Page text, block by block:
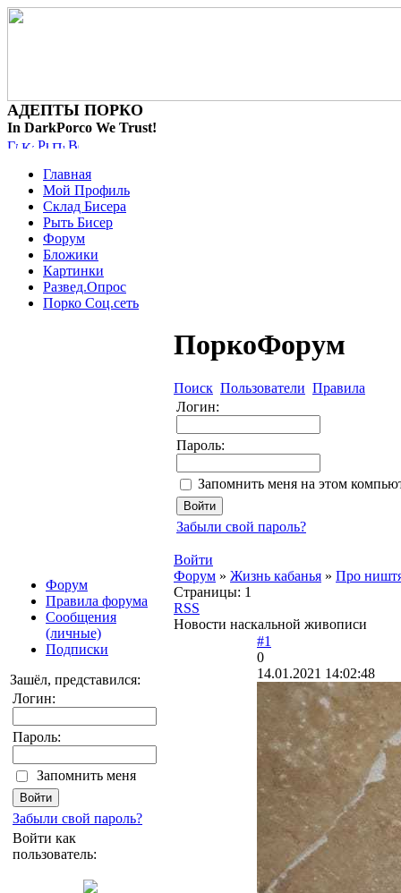
АДЕПТЫ ПОРКО
In DarkPorco We Trust!
Главная
Мой Профиль
Склад Бисера
Рыть Бисер
Форум
Бложики
Картинки
Развед.Опрос
Порко Соц.сеть
Форум
Правила форума
Сообщения
(личные)
Подписки
Зашёл, представился:
Логин:
Пароль:
Запомнить меня
Забыли свой пароль?
Войти как
пользователь:
ПоркоФорум
Поиск Пользователи Правила
Логин:
Пароль:
Запомнить меня на этом
Забыли свой пароль?
Войти
Форум » Жизнь кабанья » Про
Страницы: 1
RSS
Новости наскальной живописи
#1
0
14.01.2021 14:02:48